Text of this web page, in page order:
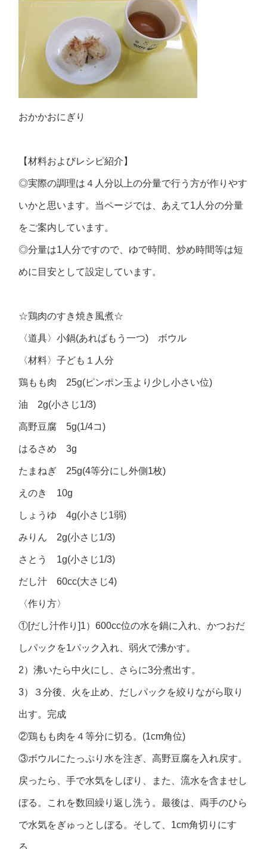
おかかおにぎり
【材料およびレシピ紹介】
◎実際の調理は４人分以上の分量で行う方が作りやす
いかと思います。当ページでは、あえて1人分の分量
をご案内しています。
◎分量は1人分ですので、ゆで時間、炒め時間等は短
めに目安として設定しています。
☆鶏肉のすき焼き風煮☆
〈道具〉小鍋(あればもう一つ) ボウル
〈材料〉子ども１人分
鶏もも肉 25g(ピンポン玉より少し小さい位)
油 2g(小さじ1/3)
高野豆腐 5g(1/4コ)
はるさめ 3g
たまねぎ 25g(4等分にし外側1枚)
えのき 10g
しょうゆ 4g(小さじ1弱)
みりん 2g(小さじ1/3)
さとう 1g(小さじ1/3)
だし汁 60cc(大さじ4)
〈作り方〉
①[だし汁作り]1）600cc位の水を鍋に入れ、かつおだ
しパックを1パック入れ、弱火で沸かす。
2）沸いたら中火にし、さらに3分煮出す。
3）３分後、火を止め、だしパックを絞りながら取り
出す。完成
②鶏もも肉を４等分に切る。(1cm角位)
③ボウルにたっぷり水を注ぎ、高野豆腐を入れ戻す。
戻ったら、手で水気をしぼり、また、流水を含ませし
ぼる。これを数回繰り返し洗う。最後は、両手のひら
で水気をぎゅっとしぼる。そして、1cm角切りにす
る。